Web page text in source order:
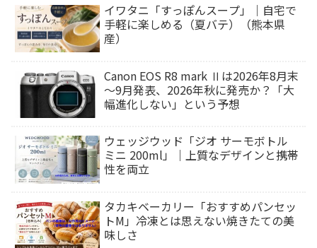
イワタニ「すっぽんスープ」｜自宅で
手軽に楽しめる（夏バテ）（熊本県
産）
Canon EOS R8 mark Ⅱは2026年8月末
～9月発表、2026年秋に発売か？「大
幅進化しない」という予想
ウェッジウッド「ジオ サーモボトル
ミニ 200ml」｜上質なデザインと携帯
性を両立
タカキベーカリー「おすすめパンセッ
トM」冷凍とは思えない焼きたての美
味しさ